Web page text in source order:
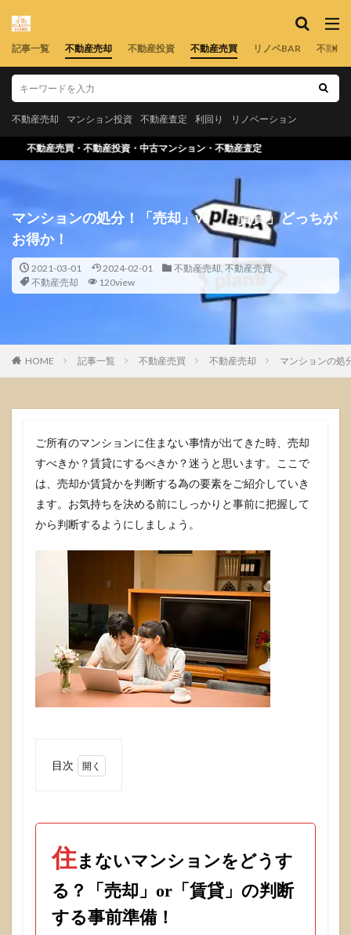
記事一覧 不動産売却 不動産投資 不動産売買 リノベBAR 不動産
不動産売却 マンション投資 不動産査定 利回り リノベーション
投資・中古マンション・不動産査定
マンションの処分！「売却」vs 「賃貸」どっちが
お得か！
2021-03-01 2024-02-01 不動産売却, 不動産売買
不動産売却
120view
HOME 記事一覧 不動産売買 不動産売却 マンションの
ご所有のマンションに住まない事情が出てきた時、売却
すべきか？賃貸にするべきか？迷うと思います。ここで
は、売却か賃貸かを判断する為の要素をご紹介していき
ます。お気持ちを決める前にしっかりと事前に把握して
から判断するようにしましょう。
目次
をどう
する？
「売
却」
or「賃
貸」の
判断す
住まないマンションをどうす
る？「売却」or「賃貸」の判断
する事前準備！